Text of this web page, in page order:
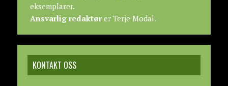
eksemplarer.
Ansvarlig redaktører Terje Modal.
KONTAKT OSS